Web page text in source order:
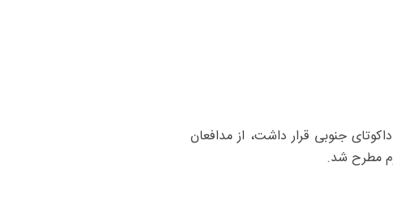
جنوبی قرار داشت، از مدافعان
مطرح شد.